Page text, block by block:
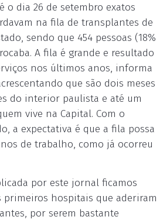
o dia 26 de setembro exatos
na fila de transplantes de
sendo que 454 pessoas (18%
A fila é grande e resultado
nos últimos anos, informa
que são dois meses
do interior paulista e até um
vive na Capital. Com o
a expectativa é que a fila possa
de trabalho, como já ocorreu
por este jornal ficamos
primeiros hospitais que aderiram
por serem bastante